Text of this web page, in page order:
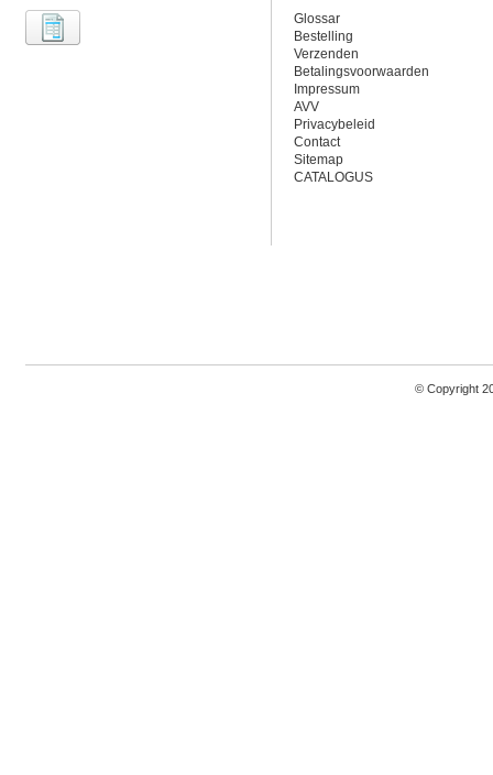
Glossar
Bestelling
Verzenden
Betalingsvoorwaarden
Impressum
AVV
Privacybeleid
Contact
Sitemap
CATALOGUS
© Copyright